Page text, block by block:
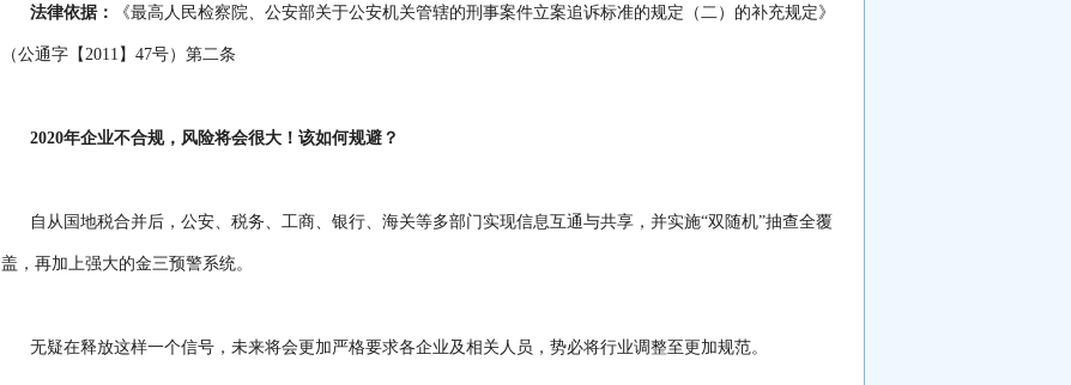
法律依据： 《最高人民检察院、公安部关于公安机关管辖的刑事案件立案追诉标准的规定（二）的补充规定》
（公通字【2011】47号）第二条
2020年企业不合规，风险将会很大！该如何规避？
自从国地税合并后，公安、税务、工商、银行、海关等多部门实现信息互通与共享，并实施“双随机”抽查全覆
盖，再加上强大的金三预警系统。
无疑在释放这样一个信号，未来将会更加严格要求各企业及相关人员，势必将行业调整至更加规范。